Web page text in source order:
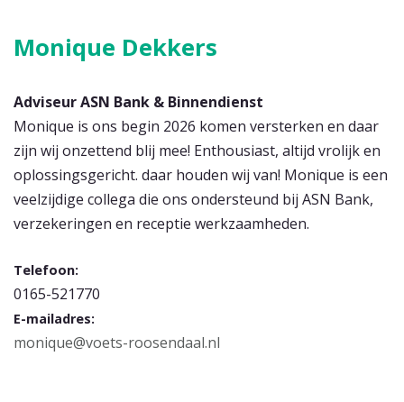
Monique Dekkers
Adviseur ASN Bank & Binnendienst
Monique is ons begin 2026 komen versterken en daar
zijn wij onzettend blij mee! Enthousiast, altijd vrolijk en
oplossingsgericht. daar houden wij van! Monique is een
veelzijdige collega die ons ondersteund bij ASN Bank,
verzekeringen en receptie werkzaamheden.
Telefoon:
0165-521770
E-mailadres:
monique@voets-roosendaal.nl